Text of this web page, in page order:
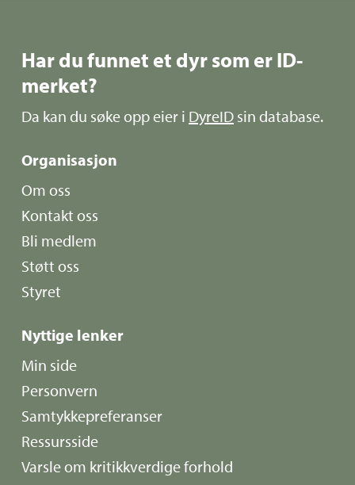
Har du funnet et dyr som er ID-
merket?
Da kan du søke opp eier i DyreID sin database.
Organisasjon
Om oss
Kontakt oss
Bli medlem
Støtt oss
Styret
Nyttige lenker
Min side
Personvern
Samtykkepreferanser
Ressursside
Varsle om kritikkverdige forhold